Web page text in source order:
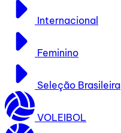
Internacional
Feminino
Seleção Brasileira
VOLEIBOL